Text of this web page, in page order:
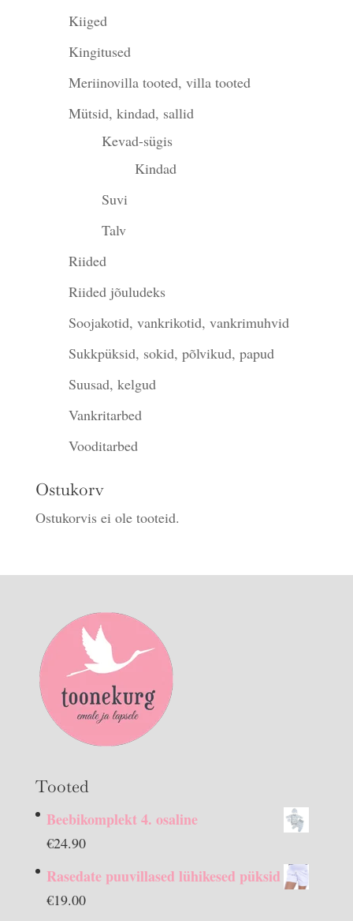
Kiiged
Kingitused
Meriinovilla tooted, villa tooted
Mütsid, kindad, sallid
Kevad-sügis
Kindad
Suvi
Talv
Riided
Riided jõuludeks
Soojakotid, vankrikotid, vankrimuhvid
Sukkpüksid, sokid, põlvikud, papud
Suusad, kelgud
Vankritarbed
Vooditarbed
Ostukorv
Ostukorvis ei ole tooteid.
Tooted
Beebikomplekt 4. osaline
€24.90
Rasedate puuvillased lühikesed püksid
€19.00